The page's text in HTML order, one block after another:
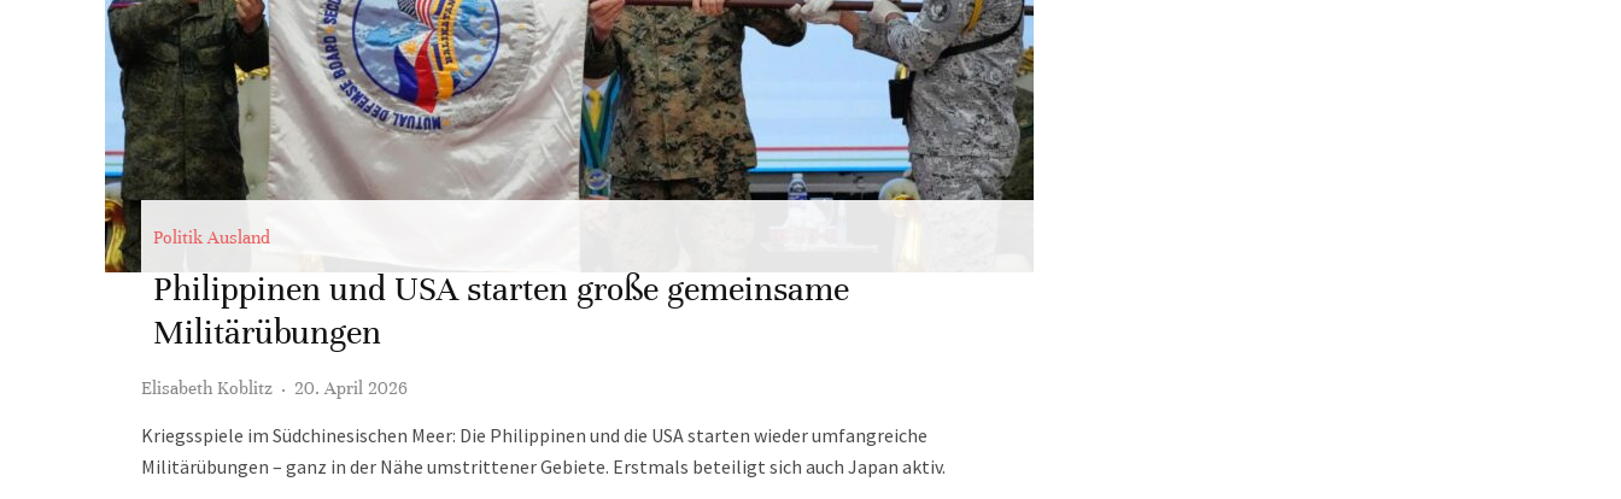
Politik Ausland
Philippinen und USA starten große gemeinsame
Militärübungen
Elisabeth Koblitz · 20. April 2026
Kriegsspiele im Südchinesischen Meer: Die Philippinen und die USA starten wieder umfangreiche
Militärübungen – ganz in der Nähe umstrittener Gebiete. Erstmals beteiligt sich auch Japan aktiv.